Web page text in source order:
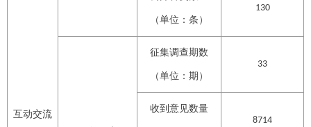
互动交流
（单位：条）
130
征集调查期数
（单位：期）
33
收到意见数量
8714